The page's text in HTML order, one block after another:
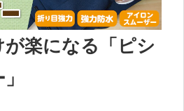
楽になる「ピシ